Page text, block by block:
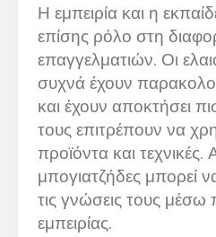
Η εμπειρία και η
επίσης ρόλο στη
επαγγελματιών. Οι
συχνά έχουν
και έχουν αποκτήσει
τους επιτρέπουν να
προϊόντα και τεχνικές.
μπογιατζήδες μπορεί
τις γνώσεις τους μέσω
εμπειρίας.